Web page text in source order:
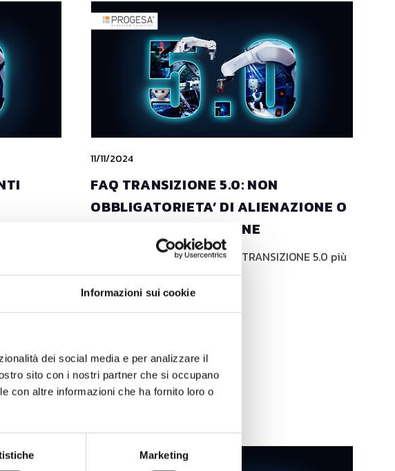
Informazioni sui cookie
dei social media e per analizzare il
sito con i nostri partner che si occupano
con altre informazioni che ha fornito loro o
Marketing
5.0 più
11/11/2024
FAQ TRANSIZIONE 5.0: NON
OBBLIGATORIETA’ DI ALIENAZIONE O
DISMISSIONE DI UN BENE
Segnaliamo le FAQ su temi di TRANSIZIONE 5.0 più
interessanti del 2/11/24.